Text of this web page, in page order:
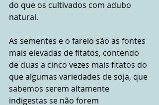
do que os cultivados com adubo
natural.
As sementes e o farelo são as fontes
mais elevadas de fitatos, contendo
de duas a cinco vezes mais fitatos do
que algumas variedades de soja, que
sabemos serem altamente
indigestas se não forem